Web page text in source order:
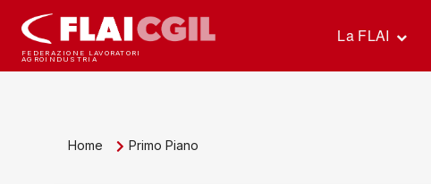
FEDERAZIONE LAVORATORI
AGROINDUSTRIA
La FLAI
Home Primo Piano